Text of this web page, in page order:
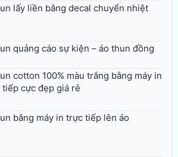
lấy liền bằng decal chuyển nhiệt
quảng cáo sự kiện – áo thun đồng
cotton 100% màu trắng bằng máy in
cực đẹp giá rẻ
bằng máy in trực tiếp lên áo